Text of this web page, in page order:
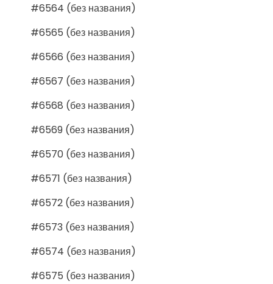
#6564 (без названия)
#6565 (без названия)
#6566 (без названия)
#6567 (без названия)
#6568 (без названия)
#6569 (без названия)
#6570 (без названия)
#6571 (без названия)
#6572 (без названия)
#6573 (без названия)
#6574 (без названия)
#6575 (без названия)